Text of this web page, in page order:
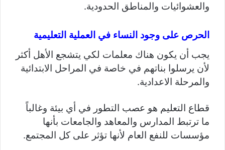
والعشوائيات والمناطق الحدودية.
الحرص على وجود النساء في العملية التعليمية
يجب أن يكون هناك معلمات لكي يتشجع الأهل أكثر
لأن يرسلوا بناتهم في خاصة في المراحل الابتدائية
والمرحلة الاعدادية.
قطاع التعليم هو عصب التطور في أي بيئة وغالباً
ما ترتبط المدارس والمعاهد والجامعات بأنها
مؤسسات للنفع العام لأنها تؤثر على كل المجتمع.